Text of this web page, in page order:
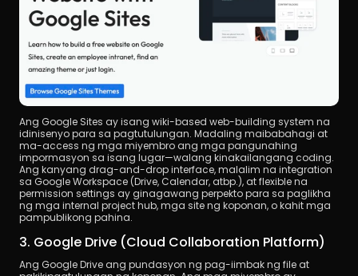
Ang Google Sites ay isang wiki-based web-building system na
idinisenyo para sa pagtutulungan. Madaling maibabahagi at
ma-access ng mga miyembro ang mga pangunahing
impormasyon sa isang lugar—walang kinakailangang coding.
Ang kanyang drag-and-drop interface, malalim na integration
sa Google Workspace (Drive, Calendar, atbp.), at flexible na
permission settings ay ginagawang perpekto para sa paglikha
ng mga internal project hub, mga site ng koponan, o kahit mga
pampublikong pahina.
3. Google Drive (Cloud Collaboration Platform)
Ang Google Drive ang pundasyon ng pag-iimbak ng file at